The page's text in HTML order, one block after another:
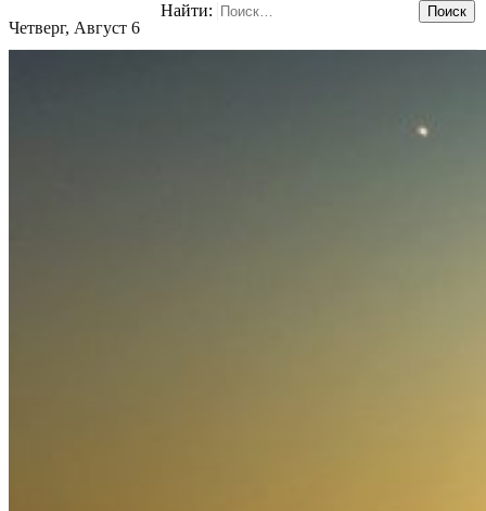
Четверг, Август 6
Найти: